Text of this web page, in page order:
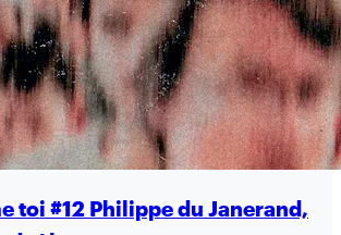
toi #12 Philippe du Janerand,